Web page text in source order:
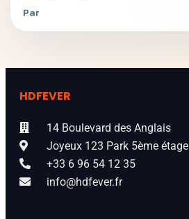
Par
HDFEVER
14 Boulevard des Anglais
Joyeux 123 Park 5ème étage
+33 6 96 54 12 35
info@hdfever.fr